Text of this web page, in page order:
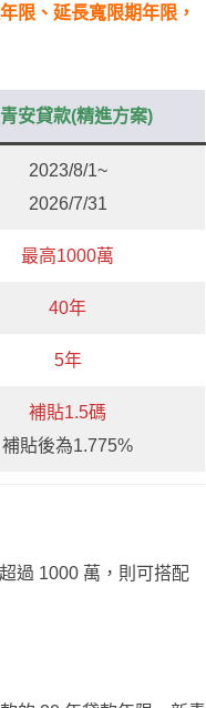
限、延長寬限期年限，
安貸款(精進方案)
2023/8/1~
2026/7/31
最高1000萬
40年
5年
補貼1.5碼
補貼後為1.775%
過 1000 萬，則可搭配